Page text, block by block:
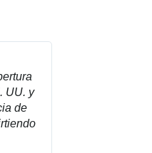
UU. y
de